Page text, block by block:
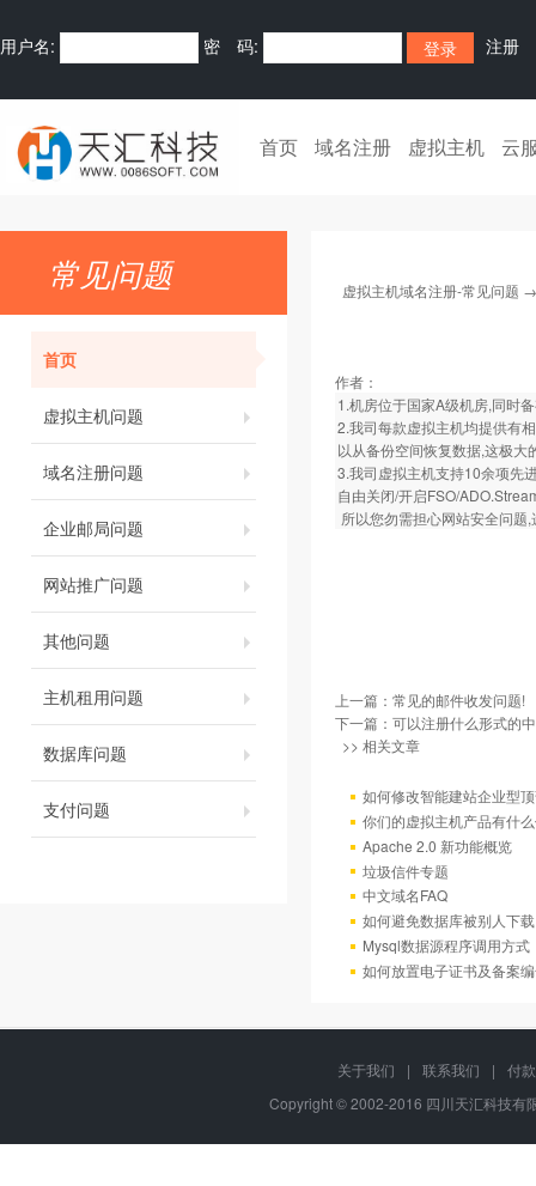
用户名: 密 码: 注册
首页 域名注册 虚拟主机 云
常见问题
首页
虚拟主机问题
域名注册问题
企业邮局问题
网站推广问题
其他问题
主机租用问题
数据库问题
支付问题
虚拟主机域名注册-常见问题
作者：
1.机房位于国家A级机房,同时
2.我司每款虚拟主机均提供有
以从备份空间恢复数据,这极大
3.我司虚拟主机支持10余项先
自由关闭/开启FSO/
所以您勿需担心网站安全问题
上一篇： 常见的邮件收发问题!
下一篇： 可以注册什么形式的
>> 相关文章
如何修改智能建站企业型
你们的虚拟主机产品有什
Apache 2.0 新功能概览
垃圾信件专题
中文域名FAQ
如何避免数据库被别人下
Mysql数据源程序调用方
如何放置电子证书及备案
关于我们 | 联系我们 |
付
Copyright © 2002-2016 四川天汇科技